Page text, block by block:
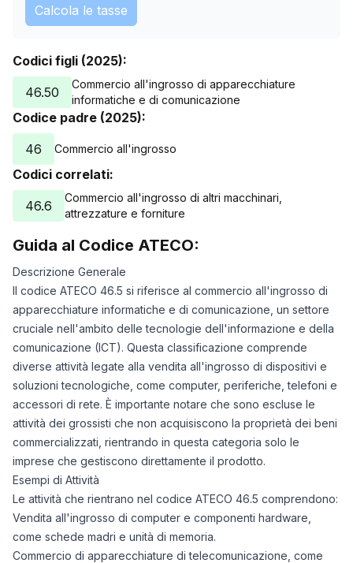
Calcola le tasse
Codici figli (2025):
46.50
Commercio all'ingrosso di apparecchiature
informatiche e di comunicazione
Codice padre (2025):
46
Commercio all'ingrosso
Codici correlati:
46.6
Commercio all'ingrosso di altri macchinari,
attrezzature e forniture
Guida al Codice ATECO:
Descrizione Generale
Il codice ATECO 46.5 si riferisce al commercio all'ingrosso di
apparecchiature informatiche e di comunicazione, un settore
cruciale nell'ambito delle tecnologie dell'informazione e della
comunicazione (ICT). Questa classificazione comprende
diverse attività legate alla vendita all'ingrosso di dispositivi e
soluzioni tecnologiche, come computer, periferiche, telefoni e
accessori di rete. È importante notare che sono escluse le
attività dei grossisti che non acquisiscono la proprietà dei beni
commercializzati, rientrando in questa categoria solo le
imprese che gestiscono direttamente il prodotto.
Esempi di Attività
Le attività che rientrano nel codice ATECO 46.5 comprendono:
Vendita all'ingrosso di computer e componenti hardware,
come schede madri e unità di memoria.
Commercio di apparecchiature di telecomunicazione, come